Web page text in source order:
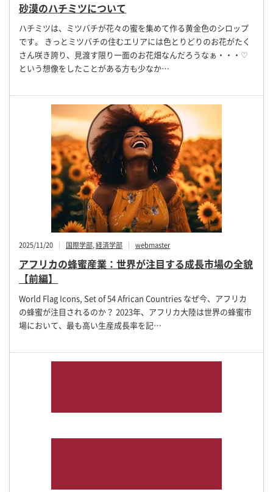
砂漠のハチミツについて
ハチミツは、ミツバチが花々の蜜を集めて作る黄金色のシロップ
です。 きっとミツバチの住むエリアには色とりどりのお花がたく
さん咲き誇り、見渡す限り一面のお花畑なんだろうなぁ・・・♡
という想像をしたことがある方も少なか…
2025/11/20 国際学部,経済学部 webmaster
アフリカの蜂蜜産業：世界が注目する成長市場の全貌
【前編】
World Flag Icons, Set of 54 African Countries なぜ今、アフリカ
の蜂蜜が注目されるのか？ 2023年、アフリカ大陸は世界の蜂蜜市
場において、最も高い生産成長率を記…